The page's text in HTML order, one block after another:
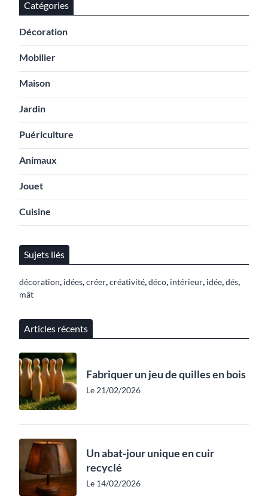
Catégories
Décoration
Mobilier
Maison
Jardin
Puériculture
Animaux
Jouet
Cuisine
Sujets liés
décoration idées créer créativité déco intérieur idée dés
mât
Articles récents
Fabriquer un jeu de quilles en bois
Le 21/02/2026
Un abat-jour unique en cuir
recyclé
Le 14/02/2026